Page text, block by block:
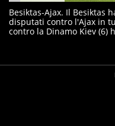
Besiktas-Ajax. Il Besiktas
disputati contro l'Ajax in
contro la Dinamo Kiev (6)